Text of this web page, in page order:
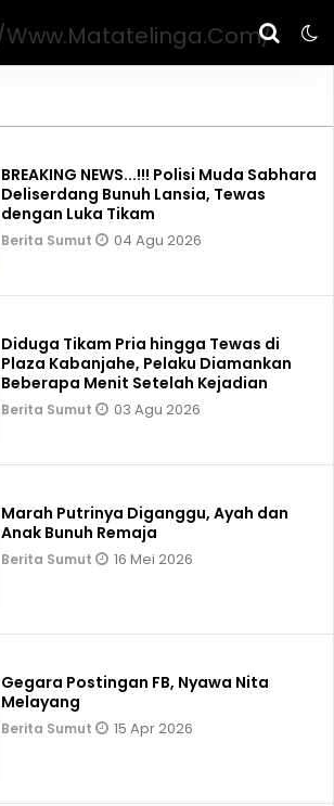
BREAKING NEWS...!!! Polisi Muda Sabhara
Deliserdang Bunuh Lansia, Tewas
dengan Luka Tikam
Berita Sumut 04 Agu 2026
Diduga Tikam Pria hingga Tewas di
Plaza Kabanjahe, Pelaku Diamankan
Beberapa Menit Setelah Kejadian
Berita Sumut 03 Agu 2026
Marah Putrinya Diganggu, Ayah dan
Anak Bunuh Remaja
Berita Sumut 16 Mei 2026
Gegara Postingan FB, Nyawa Nita
Melayang
Berita Sumut 15 Apr 2026